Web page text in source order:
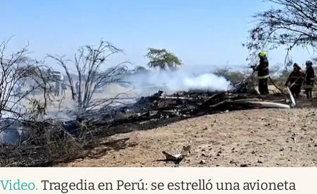
Video. Tragedia en Perú: se estrelló una avioneta